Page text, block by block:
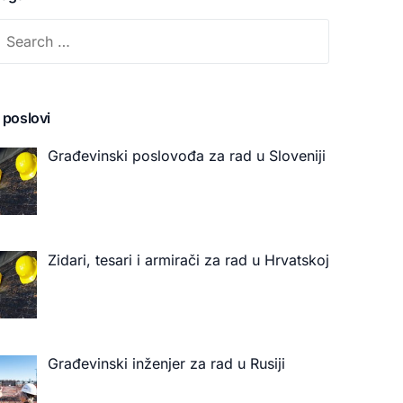
poslovi
Građevinski poslovođa za rad u Sloveniji
Zidari, tesari i armirači za rad u Hrvatskoj
Građevinski inženjer za rad u Rusiji